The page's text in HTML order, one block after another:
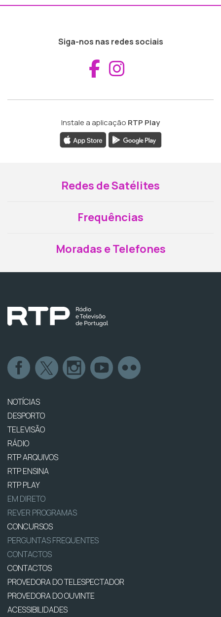
Siga-nos nas redes sociais
Aceder ao
Instale a aplicação RTP Play
Redes de Satélites
Frequências
Moradas e Telefones
NOTÍCIAS
DESPORTO
TELEVISÃO
RÁDIO
RTP ARQUIVOS
RTP ENSINA
RTP PLAY
EM DIRETO
REVER PROGRAMAS
CONCURSOS
PERGUNTAS FREQUENTES
CONTACTOS
CONTACTOS
PROVEDORA DO TELESPECTADOR
PROVEDORA DO OUVINTE
ACESSIBILIDADES